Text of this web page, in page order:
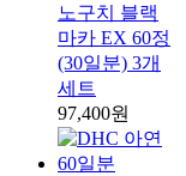
노구치 블랙
마카 EX 60정
(30일분) 3개
세트
97,400원